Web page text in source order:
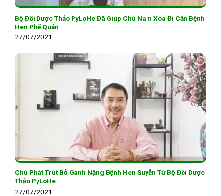
Bộ Đôi Dược Thảo PyLoHe Đã Giúp Chú Nam Xóa Đi Căn Bệnh
Hen Phế Quản
27/07/2021
Chú Phát Trút Bỏ Gánh Nặng Bệnh Hen Suyễn Từ Bộ Đôi Dược
Thảo PyLoHe
27/07/2021